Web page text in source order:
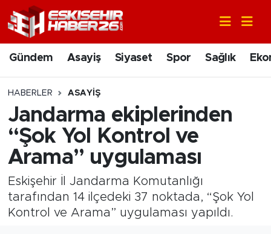
Gündem Asayiş Siyaset Spor Sağlık
HABERLER ASAYIŞ
Jandarma ekiplerinden
“Şok Yol Kontrol ve
Arama” uygulaması
Eskişehir İl Jandarma Komutanlığı
tarafından 14 ilçedeki 37 noktada, “Şok Yol
Kontrol ve Arama” uygulaması yapıldı.
Gündem
Asayiş
Siyaset
Spor
Ekonomi
Nöbetçi Eczaneler
Hava Durumu
Trafik Durumu
Süper Lig Puan Durumu ve Fikstür
Tüm Manşetler
Son Dakika Haberleri